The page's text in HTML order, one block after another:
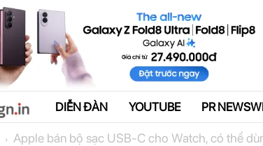
e
DIỄN ĐÀN YOUTUBE PR
Apple bán bộ sạc USB-C cho Watch, có thể